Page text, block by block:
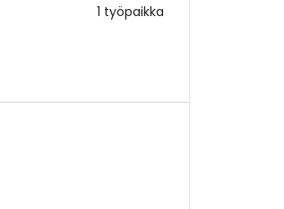
1 työpaikka